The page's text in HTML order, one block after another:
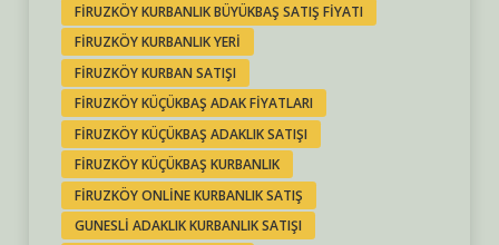
FIRUZKÖY KURBANLIK BÜYÜKBAŞ SATIŞ FIYATI
FIRUZKÖY KURBANLIK YERI
FIRUZKÖY KURBAN SATIŞI
FIRUZKÖY KÜÇÜKBAŞ ADAK FIYATLARI
FIRUZKÖY KÜÇÜKBAŞ ADAKLIK SATIŞI
FIRUZKÖY KÜÇÜKBAŞ KURBANLIK
FIRUZKÖY ONLINE KURBANLIK SATIŞ
GUNESLI ADAKLIK KURBANLIK SATIŞI